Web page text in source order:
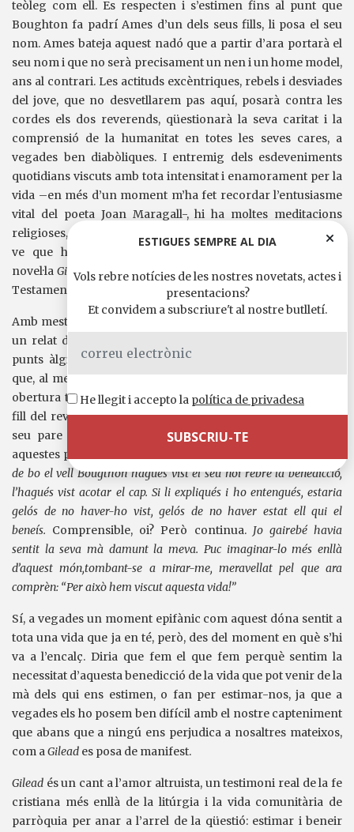
teòleg com ell. Es respecten i s’estimen fins al punt que
Boughton fa padrí Ames d’un dels seus fills, li posa el seu
nom. Ames bateja aquest nadó que a partir d’ara portarà el
seu nom i que no serà precisament un nen i un home model,
ans al contrari. Les actituds excèntriques, rebels i desviades
del jove, que no desvetllarem pas aquí, posarà contra les
cordes els dos reverends, qüestionarà la seva caritat i la
comprensió de la humanitat en totes les seves cares, a
vegades ben diabòliques. I entremig dels esdeveniments
quotidians viscuts amb tota intensitat i enamorament per la
vida –en més d’un moment m’ha fet recordar l’entusiasme
vital del poeta Joan Maragall-, hi ha moltes meditacions
religioses, metafísiques, riques en la vida de l’esperit. D’aquí
ve que hagi afirmat al principi d’aquest escrit que la
novel·laGileadpodria ser llegida com un comentari del Nou
Testament.
Amb mestria narrativa, a
un relat de gran calat humà i humanístic que té diversos
punts àlgids, d’una gran emotivitat sensible i espiritual, i
que, al meu parer, culmina en el moment en què amb una
obertura total del cor per part de John Ames i el jove Ames
fill del reverend Boughton, aquest rep la benedicció que el
seu pare ja no li pot donar perquè està en coma. Amb
aquestes paraules ho relata Ames en la carta al seu fill:
de bo el vell Bougthon hagués vist el seu noi rebre la benedicció,
l’hagués vist acotar el cap. Si li expliqués i ho entengués, estaria
gelós de no haver-ho vist, gelós de no haver estat ell qui el
beneís. Comprensible, oi? Però continua. Jo gairebé havia
sentit la seva mà damunt la meva. Puc imaginar-lo més enllà
d’aquest món,tombant-se a mirar-me, meravellat pel que ara
comprèn: “Per això hem viscut aquesta vida!”
Sí, a vegades un moment epifànic com aquest dóna sentit a
tota una vida que ja en té, però, des del moment en què s’hi
va a l’encalç. Diria que fem el que fem perquè sentim la
necessitat d’aquesta benedicció de la vida que pot venir de la
mà dels qui ens estimen, o fan per estimar-nos, ja que a
vegades els ho posem ben difícil amb el nostre capteniment
que abans que a ningú ens perjudica a nosaltres mateixos,
com aGilead es posa de manifest.
Gilead és un cant a l’amor altruista, un testimoni real de la fe
cristiana més enllà de la litúrgia i la vida comunitària de
parròquia per anar a l’arrel de la qüestió: estimar i beneir
ESTIGUES SEMPRE AL DIA
Vols rebre notícies de les nostres novetats, actes i
presentacions?
Et convidem a subscriure't al nostre butlletí.
He llegit i accepto la política de privadesa